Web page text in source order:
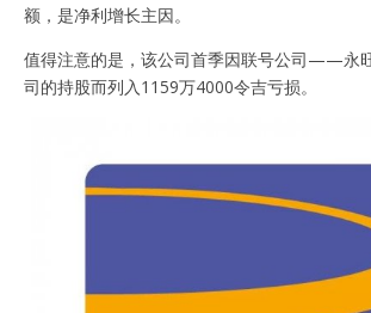
额，是净利增长主因。
值得注意的是，该公司首季因联号公司——永
司的持股而列入1159万4000令吉亏损。